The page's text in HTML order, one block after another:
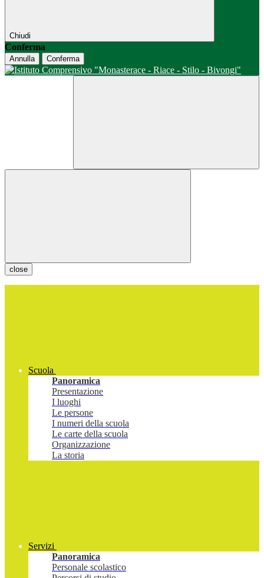
Chiudi
Conferma
Annulla Conferma
close
Scuola
Panoramica
Presentazione
I luoghi
Le persone
I numeri della scuola
Le carte della scuola
Organizzazione
La storia
Servizi
Panoramica
Personale scolastico